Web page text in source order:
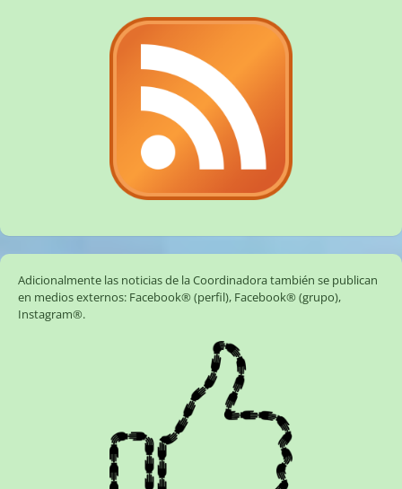
Adicionalmente las noticias de la Coordinadora también se publican
en medios externos: Facebook® (perfil), Facebook® (grupo),
Instagram®.